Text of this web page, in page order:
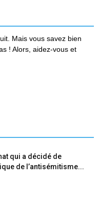
Mais vous savez bien
! Alors, aidez-vous et
qui a décidé de
de l’antisémitisme...